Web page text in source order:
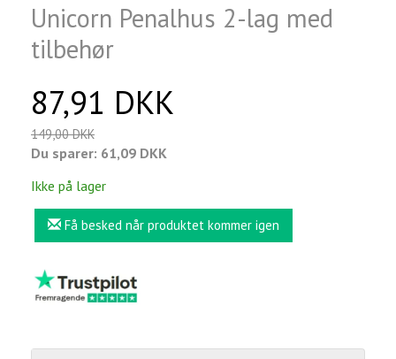
Unicorn Penalhus 2-lag med
tilbehør
87,91 DKK
149,00 DKK
Du sparer: 61,09 DKK
Ikke på lager
Få besked når produktet kommer igen